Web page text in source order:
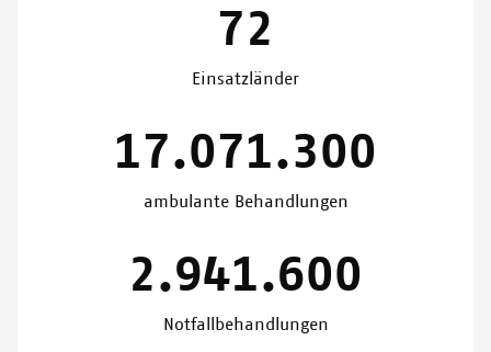
72
Einsatzländer
17.071.300
ambulante Behandlungen
2.941.600
Notfallbehandlungen